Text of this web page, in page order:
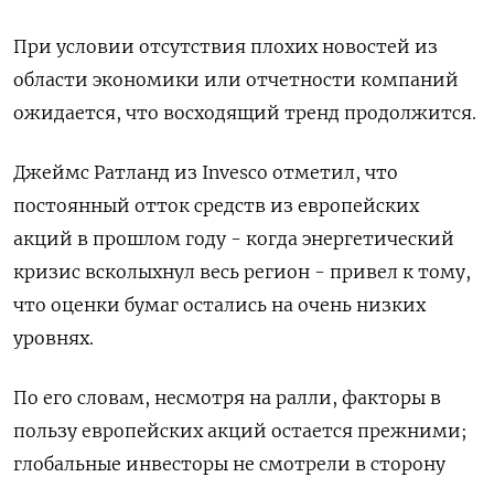
При условии отсутствия плохих новостей из
области экономики или отчетности компаний
ожидается, что восходящий тренд продолжится.
Джеймс Ратланд из Invesco отметил, что
постоянный отток средств из европейских
акций в прошлом году - когда энергетический
кризис всколыхнул весь регион - привел к тому,
что оценки бумаг остались на очень низких
уровнях.
По его словам, несмотря на ралли, факторы в
пользу европейских акций остается прежними;
глобальные инвесторы не смотрели в сторону